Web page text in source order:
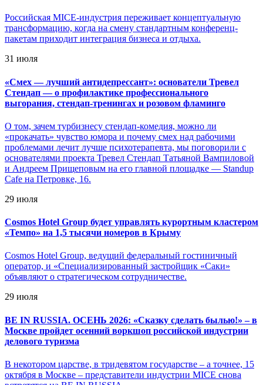
Российская MICE-индустрия переживает концептуальную
трансформацию, когда на смену стандартным конференц-
пакетам приходит интеграция бизнеса и отдыха.
31 июля
«Смех — лучший антидепрессант»: основатели Тревел
Стендап — о профилактике профессионального
выгорания, стендап-тренингах и розовом фламинго
О том, зачем турбизнесу стендап-комедия, можно ли
«прокачать» чувство юмора и почему смех над рабочими
проблемами лечит лучше психотерапевта, мы поговорили с
основателями проекта Тревел Стендап Татьяной Вампиловой
и Андреем Прищеповым на его главной площадке — Standup
Cafe на Петровке, 16.
29 июля
Cosmos Hotel Group будет управлять курортным кластером
«Темпо» на 1,5 тысячи номеров в Крыму
Cosmos Hotel Group, ведущий федеральный гостиничный
оператор, и «Специализированный застройщик «Саки»
объявляют о стратегическом сотрудничестве.
29 июля
BE IN RUSSIA. ОСЕНЬ 2026: «Сказку сделать былью!» – в
Москве пройдет осенний воркшоп российской индустрии
делового туризма
В некотором царстве, в тридевятом государстве – а точнее, 15
октября в Москве – представители индустрии MICE снова